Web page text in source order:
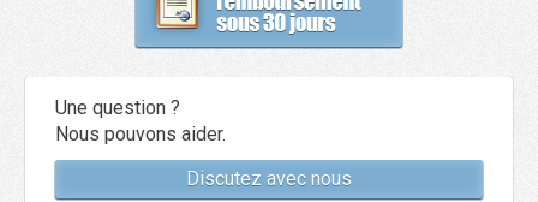
Une question ?
Nous pouvons aider.
Discutez avec nous